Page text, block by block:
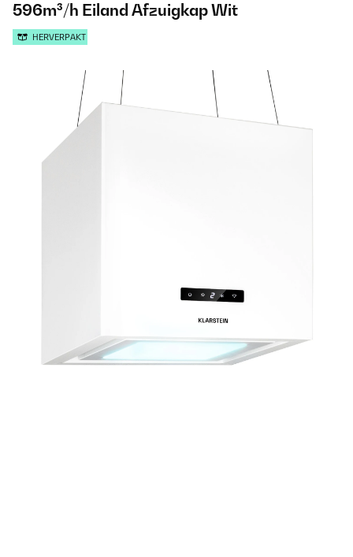
596m³/h Eiland Afzuigkap Wit
HERVERPAKT